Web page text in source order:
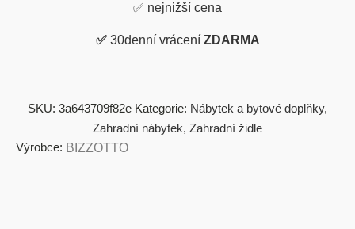
✅ nejnižší cena
✅ 30denní vrácení ZDARMA
SKU: 3a643709f82e Kategorie: Nábytek a bytové doplňky,
Zahradní nábytek, Zahradní židle
Výrobce: BIZZOTTO